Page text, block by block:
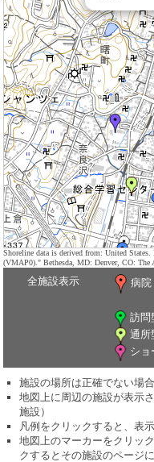
Shoreline data is derived from: United
(VMAP0)." Bethesda, MD: Denver, CO: The
全施設表示 病院
訪問
通所
ショ
施設の場所は正確でない場
地図上に周辺の施設が表示
施設）
凡例をクリックすると、表
地図上のマーカーをクリッ
クするとその施設のページ